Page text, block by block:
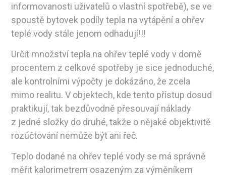
informovanosti uživatelů o vlastní spotřebě), se ve
spoustě bytovek podíly tepla na vytápění a ohřev
teplé vody stále jenom odhadují!!!
Určit množství tepla na ohřev teplé vody v domě
procentem z celkové spotřeby je sice jednoduché,
ale kontrolními výpočty je dokázáno, že zcela
mimo realitu. V objektech, kde tento přístup dosud
praktikují, tak bezdůvodně přesouvají náklady
z jedné složky do druhé, takže o nějaké objektivitě
rozúčtování nemůže být ani řeč.
Teplo dodané na ohřev teplé vody se má správně
měřit kalorimetrem osazeným za výměníkem